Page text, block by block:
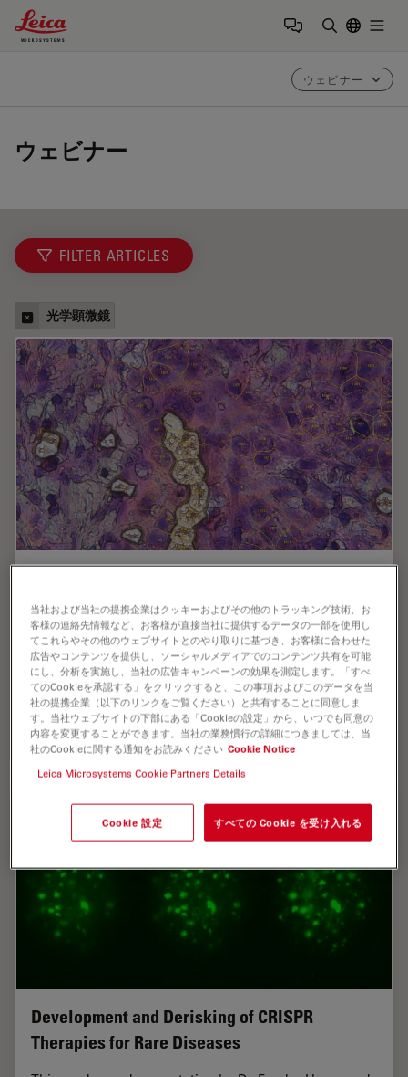
Leica Microsystems Logo
ウェビナー
ウェビナー
FILTER ARTICLES
光学顕微鏡
Advance Disease Research
In this webinar, Dr. Andreas Mund will introduce a
cutting-edge platform that merges Deep Visual
Proteomics (DVP) with AI-powered pathology models,
enabling high-resolution mapping of key regions in…
Oct 16, 2025 オンラインセミナー レーザーマイクロダイセクション（LMD） AI
Development and Derisking of CRISPR
Therapies for Rare Diseases
当社および当社の提携企業はクッキーおよびその他のトラッキング技術、お
客様の連絡先情報など、お客様が直接当社に提供するデータの一部を使用し
てこれらやその他のウェブサイトとのやり取りに基づき、お客様に合わせた
広告やコンテンツを提供し、ソーシャルメディアでのコンテンツ共有を可能
にし、分析を実施し、当社の広告キャンペーンの効果を測定します。「すべ
てのCookieを承認する」をクリックすると、この事項およびこのデータを当
社の提携企業（以下のリンクをご覧ください）と共有することに同意しま
す。当社ウェブサイトの下部にある「Cookieの設定」から、いつでも同意の
内容を変更することができます。当社の業務慣行の詳細につきましては、当
社のCookieに関する通知をお読みください Cookie Notice
Leica Microsystems Cookie Partners Details
Cookie 設定 すべての Cookie を受け入れる